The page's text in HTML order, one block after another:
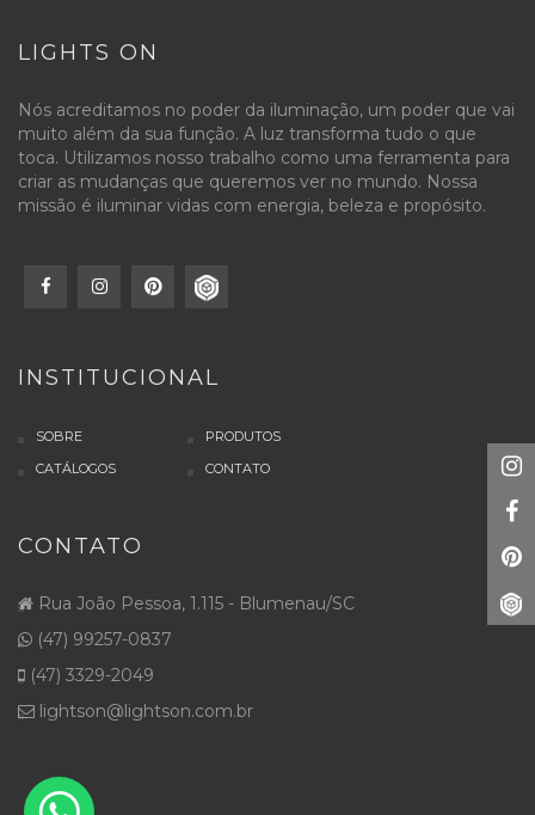
LIGHTS ON
Nós acreditamos no poder da iluminação, um poder que vai
muito além da sua função. A luz transforma tudo o que
toca. Utilizamos nosso trabalho como uma ferramenta para
criar as mudanças que queremos ver no mundo. Nossa
missão é iluminar vidas com energia, beleza e propósito.
INSTITUCIONAL
SOBRE
PRODUTOS
CATÁLOGOS
CONTATO
CONTATO
Rua João Pessoa, 1.115 - Blumenau/SC
(47) 99257-0837
(47) 3329-2049
lightson@lightson.com.br